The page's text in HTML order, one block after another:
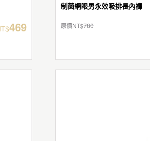
469
制菌網眼男永效吸排長內褲
原價NT$780